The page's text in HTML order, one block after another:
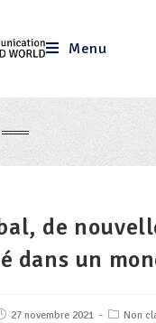
Menu
de
dans un
27 novembre 2021 Non